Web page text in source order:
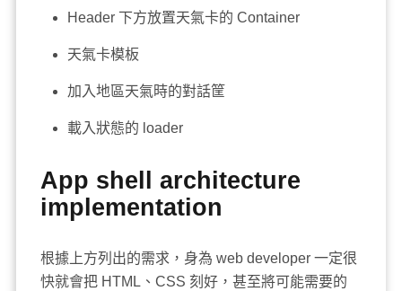
Header 下方放置天氣卡的 Container
天氣卡模板
加入地區天氣時的對話筐
載入狀態的 loader
App shell architecture
implementation
根據上方列出的需求，身為 web developer 一定很
快就會把 HTML、CSS 刻好，甚至將可能需要的